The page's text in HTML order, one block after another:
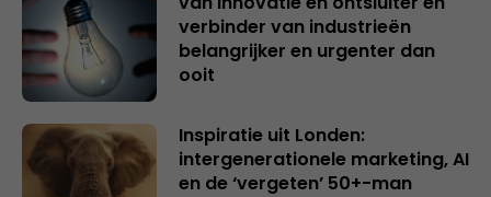
verbinder van industrieën
belangrijker en urgenter dan
ooit
Inspiratie uit Londen:
intergenerationele marketing, AI
en de ‘vergeten’ 50+-man